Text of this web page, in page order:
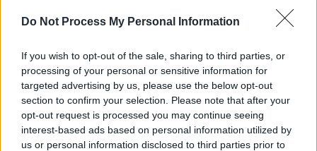
Do Not Process My Personal Information
If you wish to opt-out of the sale, sharing to third parties, or
processing of your personal or sensitive information for
targeted advertising by us, please use the below opt-out
section to confirm your selection. Please note that after your
opt-out request is processed you may continue seeing
interest-based ads based on personal information utilized by
us or personal information disclosed to third parties prior to